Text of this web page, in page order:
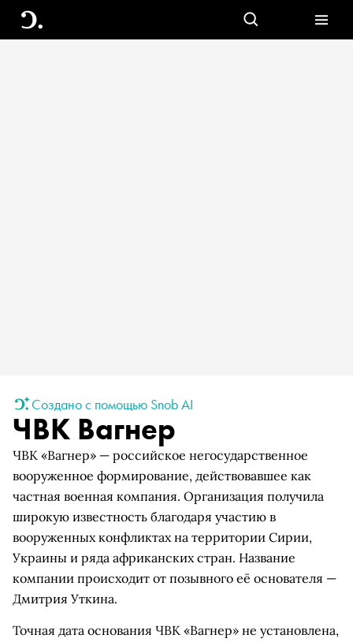
Создано с помощью Snob AI
ЧВК Вагнер
ЧВК «Вагнер» — российское негосударственное
вооруженное формирование, действовавшее как
частная военная компания. Организация получила
широкую известность благодаря участию в
вооруженных конфликтах на территории Сирии,
Украины и ряда африканских стран. Название
компании происходит от позывного её основателя —
Дмитрия Уткина.
Точная дата основания ЧВК «Вагнер» не установлена,